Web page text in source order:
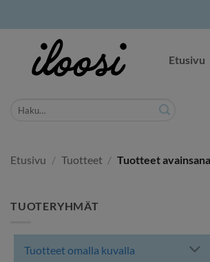
sisältöön
Etusivu
Etusivu / Tuotteet / Tuotteet
TUOTERYHMÄT
Tuotteet omalla kuvalla